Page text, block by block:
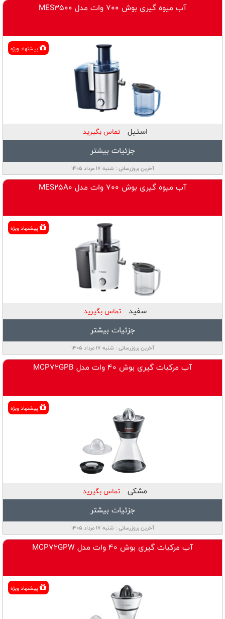
آب میوه گیری بوش 700 وات مدل MES3500
پيشنهاد ويژه
استیل تماس بگیرید
جزئیات بیشتر
آخرین بروزرسانی : شنبه ۱۷ مرداد ۱۴۰۵
آب میوه گیری بوش 700 وات مدل MES25A0
پيشنهاد ويژه
سفید تماس بگیرید
جزئیات بیشتر
آخرین بروزرسانی : شنبه ۱۷ مرداد ۱۴۰۵
آب مرکبات گیری بوش 40 وات مدل MCP72GPB
پيشنهاد ويژه
مشكی تماس بگیرید
جزئیات بیشتر
آخرین بروزرسانی : شنبه ۱۷ مرداد ۱۴۰۵
آب مرکبات گیری بوش 40 وات مدل MCP72GPW
پيشنهاد ويژه